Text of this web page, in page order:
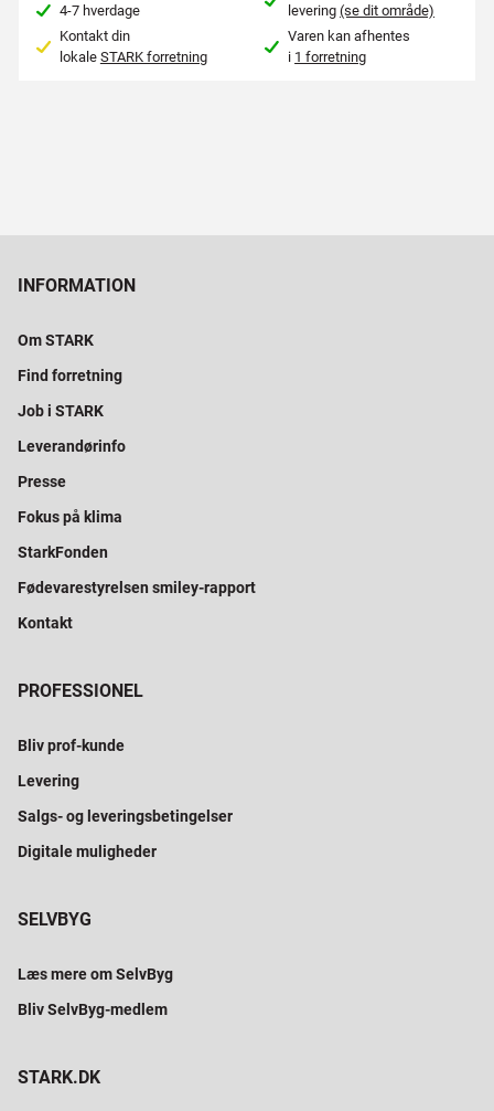
4-7 hverdage
Kontakt din
lokale STARK forretning
levering(se dit område)
Varen kan afhentes
i 1 forretning
INFORMATION
Om STARK
Find forretning
Job i STARK
Leverandørinfo
Presse
Fokus på klima
StarkFonden
Fødevarestyrelsen smiley-rapport
Kontakt
PROFESSIONEL
Bliv prof-kunde
Levering
Salgs- og leveringsbetingelser
Digitale muligheder
SELVBYG
Læs mere om SelvByg
Bliv SelvByg-medlem
STARK.DK